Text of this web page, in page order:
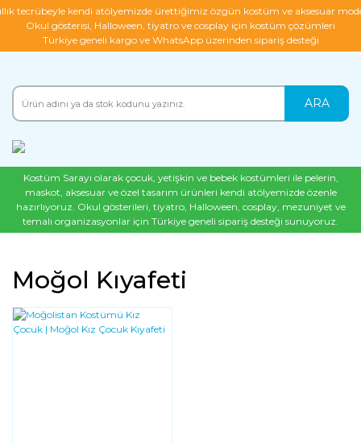
tecrübeyle kendi atölyemizde ürettiğimiz özgün kostüm ve aksesuar
Okul gösterisi, Halloween, tiyatro ve cosplay için kostüm çözümleri
Türkiye geneli kargo ve WhatsApp üzerinden sipariş desteği
ARA
Kostüm Sarayı olarak çocuk, yetişkin ve bebek kostümleri ile pelerin,
maskot, aksesuar ve özel tasarım ürünleri kendi atölyemizde özenle
hazırlıyoruz. Okul gösterileri, tiyatro, Halloween, cosplay, mezuniyet ve
temalı organizasyonlar için Türkiye geneli sipariş desteği sunuyoruz.
Moğol Kıyafeti